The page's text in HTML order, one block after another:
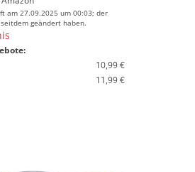
am 27.09.2025 um 00:03; der
geändert haben.
10,99 €
11,99 €